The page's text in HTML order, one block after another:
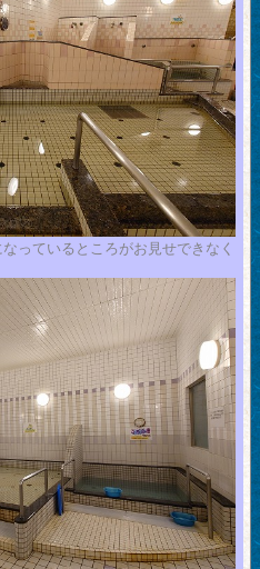
っているところがお見せできなく